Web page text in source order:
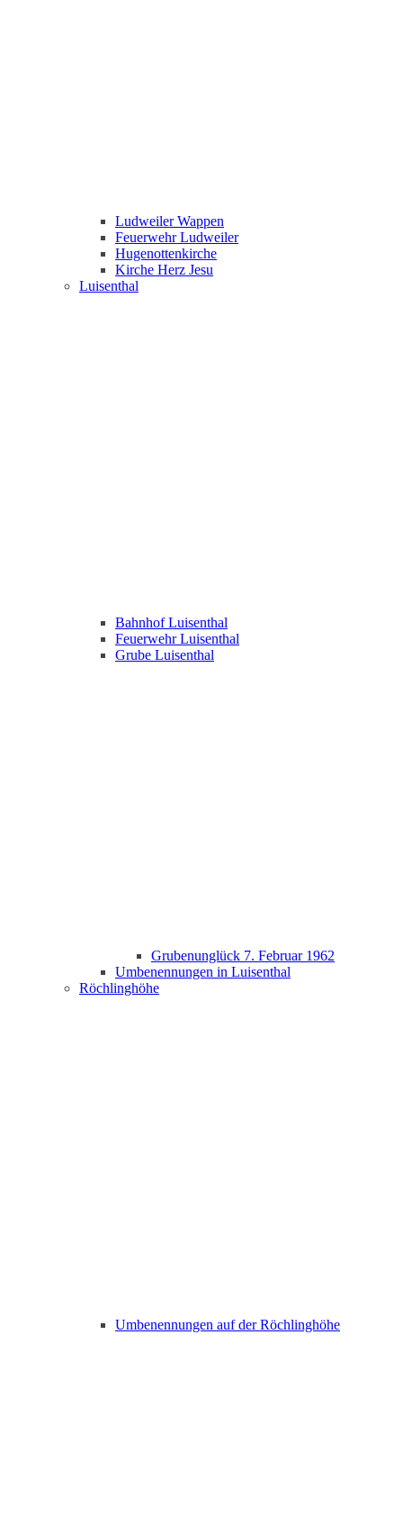
Ludweiler Wappen
Feuerwehr Ludweiler
Hugenottenkirche
Kirche Herz Jesu
Luisenthal
Bahnhof Luisenthal
Feuerwehr Luisenthal
Grube Luisenthal
Grubenunglück 7. Februar 1962
Umbenennungen in Luisenthal
Röchlinghöhe
Umbenennungen auf der Röchlinghöhe